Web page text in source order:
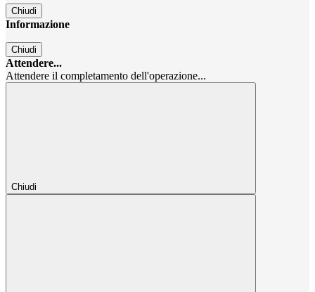
Chiudi
Informazione
Chiudi
Attendere...
Attendere il completamento dell'operazione...
Chiudi